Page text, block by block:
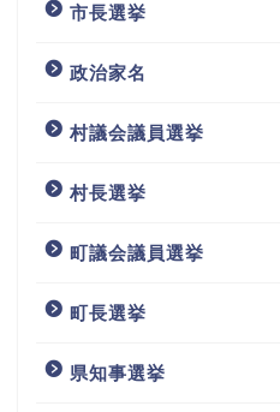
市長選挙
政治家名
村議会議員選挙
村長選挙
町議会議員選挙
町長選挙
県知事選挙